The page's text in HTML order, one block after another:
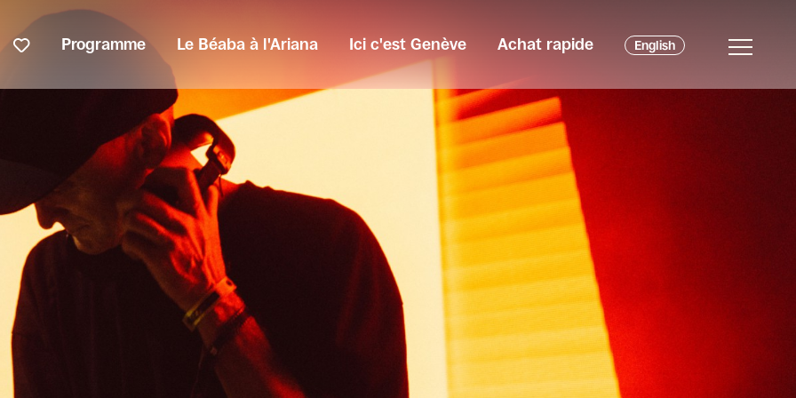
Programme Le Béaba à l'Ariana Ici c'est Genève Achat rapide English